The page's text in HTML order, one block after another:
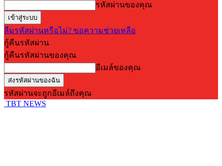
รหัสผ่านของคุณ
ลืมรหัสผ่านหรือไม่? ขอความช่วยเหลือ
กู้คืนรหัสผ่าน
กู้คืนรหัสผ่านของคุณ
อีเมล์ของคุณ
รหัสผ่านจะถูกอีเมล์ถึงคุณ
TBT NEWS